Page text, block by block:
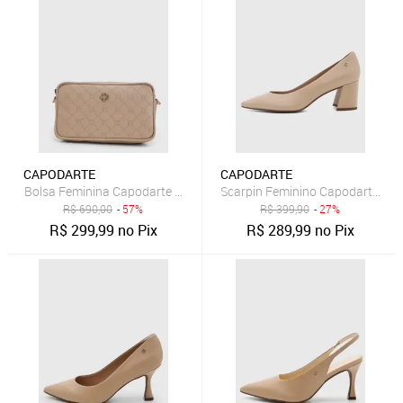
CAPODARTE
Bolsa Feminina Capodarte Matelassê Monograma Nude
R$690,00 - 57%
R$299,99 no Pix
CAPODARTE
Scarpin Feminino Capodarte
R$399,90 - 27%
R$289,99 no Pix